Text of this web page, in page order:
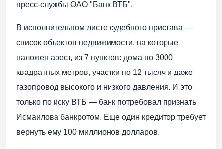
пресс-службы ОАО "Банк ВТБ".
В исполнительном листе судебного пристава —
список объектов недвижимости, на которые
наложен арест, из 7 пунктов: дома по 3000
квадратных метров, участки по 12 тысяч и даже
газопровод высокого и низкого давления. И это
только по иску ВТБ — банк потребовал признать
Исмаилова банкротом. Еще один кредитор требует
вернуть ему 100 миллионов долларов.